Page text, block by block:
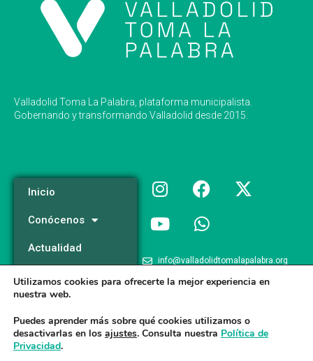
Valladolid Toma La Palabra, plataforma municipalista.
Gobernando y transformando Valladolid desde 2015.
Inicio
Conócenos
Actualidad
Programa
info@valladolidtomalapalabra.org
+34 983 426 124
Utilizamos cookies para ofrecerte la mejor experiencia en
nuestra web.
Puedes aprender más sobre qué cookies utilizamos o
desactivarlas en los ajustes. Consulta nuestra Política de
Privacidad.